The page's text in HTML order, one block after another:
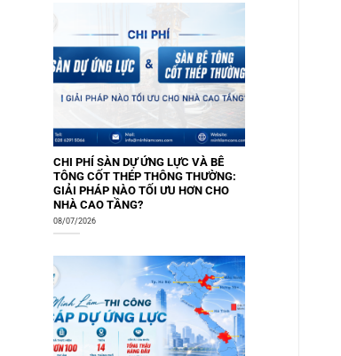
CHI PHÍ SÀN DỰ ỨNG LỰC VÀ BÊ
TÔNG CỐT THÉP THÔNG THƯỜNG:
GIẢI PHÁP NÀO TỐI ƯU HƠN CHO
NHÀ CAO TẦNG?
08/07/2026